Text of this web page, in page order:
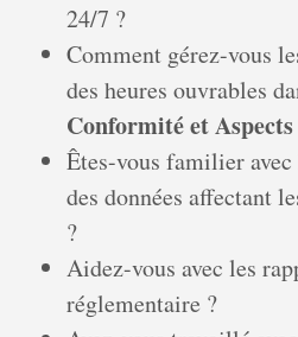
24/7 ?
Comment gérez-vous
des heures ouvrables
Conformité et
Êtes-vous familier
des données affectant
?
Aidez-vous avec les
réglementaire ?